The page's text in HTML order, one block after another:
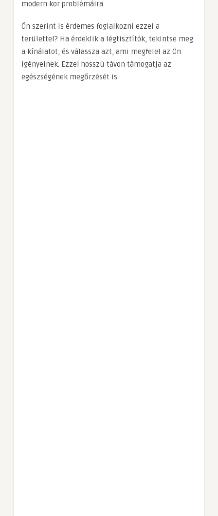
modern kor problémáira.
Ön szerint is érdemes foglalkozni ezzel a
területtel? Ha érdeklik a légtisztítók, tekintse meg
a kínálatot, és válassza azt, ami megfelel az Ön
igényeinek. Ezzel hosszú távon támogatja az
egészségének megőrzését is.